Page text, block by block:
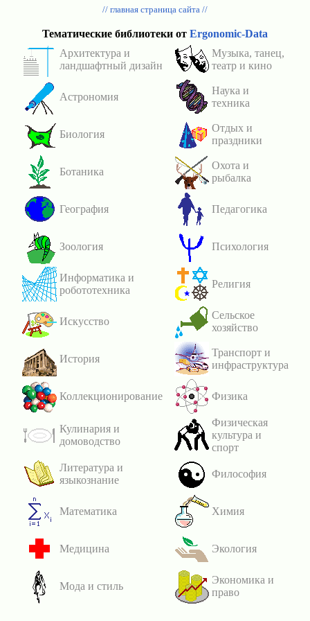
// главная страница сайта //
Тематические библиотеки от Ergonomic-Data
Архитектура и
ландшафтный дизайн
Музыка, танец,
театр и кино
Астрономия
Наука и
техника
Биология
Отдых и
праздники
Ботаника
Охота и
рыбалка
География Педагогика
Зоология Психология
Информатика и
робототехника
Религия
Искусство
Сельское
хозяйство
История
Транспорт и
инфраструктура
Коллекционирование Физика
Кулинария и
домоводство
Физическая
культура и
спорт
Литература и
языкознание
Философия
Математика Химия
Медицина Экология
Мода и стиль
Экономика и
право